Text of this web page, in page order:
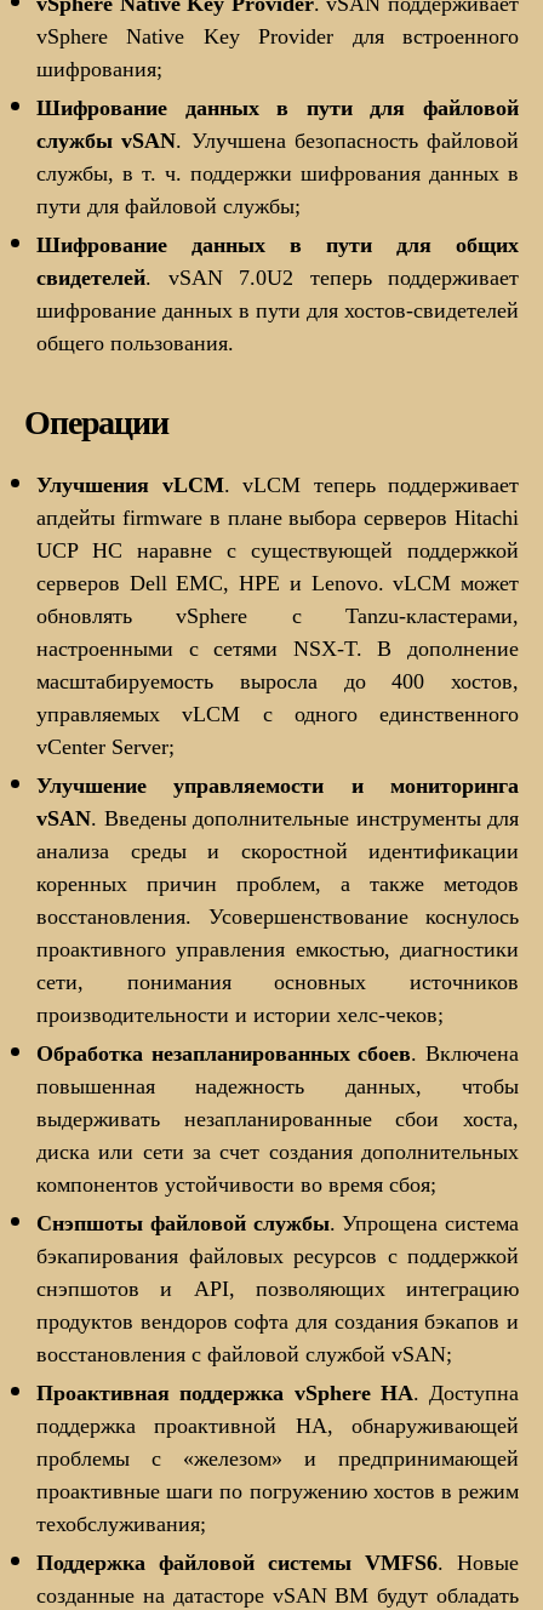
vSphere Native Key Provider для встроенного
шифрования;
Шифрование данных в пути для файловой
службы vSAN. Улучшена безопасность файловой
службы, в т. ч. поддержки шифрования данных в
пути для файловой службы;
Шифрование данных в пути для общих
свидетелей. vSAN 7.0U2 теперь поддерживает
шифрование данных в пути для хостов-свидетелей
общего пользования.
Операции
Улучшения vLCM. vLCM теперь поддерживает
апдейты firmware в плане выбора серверов Hitachi
UCP HC наравне с существующей поддержкой
серверов Dell EMC, HPE и Lenovo. vLCM может
обновлять vSphere с Tanzu-кластерами,
настроенными с сетями NSX-T. В дополнение
масштабируемость выросла до 400 хостов,
управляемых vLCM с одного единственного
vCenter Server;
Улучшение управляемости и мониторинга
vSAN. Введены дополнительные инструменты для
анализа среды и скоростной идентификации
коренных причин проблем, а также методов
восстановления. Усовершенствование коснулось
проактивного управления емкостью, диагностики
сети, понимания основных источников
производительности и истории хелс-чеков;
Обработка незапланированных сбоев. Включена
повышенная надежность данных, чтобы
выдерживать незапланированные сбои хоста,
диска или сети за счет создания дополнительных
компонентов устойчивости во время сбоя;
Снэпшоты файловой службы. Упрощена система
бэкапирования файловых ресурсов с поддержкой
снэпшотов и API, позволяющих интеграцию
продуктов вендоров софта для создания бэкапов и
восстановления с файловой службой vSAN;
Проактивная поддержка vSphereHA. Доступна
поддержка проактивной НА, обнаруживающей
проблемы с «железом» и предпринимающей
проактивные шаги по погружению хостов в режим
техобслуживания;
Поддержка файловой системы VMFS6. Новые
созданные на датасторе vSAN ВМ будут обладать